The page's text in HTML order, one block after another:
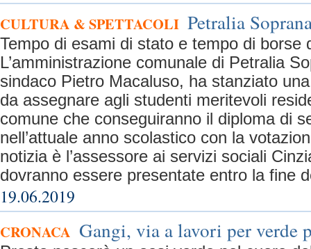
CULTURA & SPETTACOLI Petralia
Tempo di esami di stato e tempo di borse
L’amministrazione comunale di Petralia
sindaco Pietro Macaluso, ha stanziato
da assegnare agli studenti meritevoli
comune che conseguiranno il diploma di
nell’attuale anno scolastico con la
notizia è l’assessore ai servizi sociali
dovranno essere presentate entro la fine
19.06.2019
CRONACA Gangi, via a lavori per verde